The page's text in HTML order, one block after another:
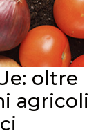
oltre
agricoli